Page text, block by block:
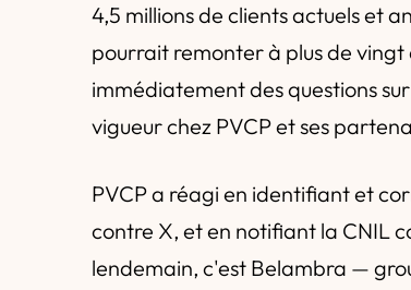
4,5 millions de clients actuels et
pourrait remonter à plus de vingt
immédiatement des questions
vigueur chez PVCP et ses
PVCP a réagi en identifiant et
contre X, et en notifiant la CNIL
lendemain, c'est Belambra —